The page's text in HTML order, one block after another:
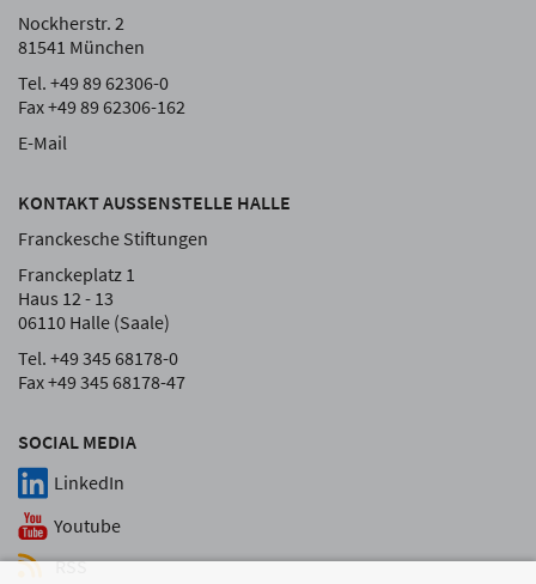
SOCIAL MEDIA
LinkedIn
Youtube
RSS
Nockherstr. 2
81541 München
Tel. +49 89 62306-0
Fax +49 89 62306-162
E-Mail
KONTAKT AUSSENSTELLE HALLE
Franckesche Stiftungen
Franckeplatz 1
Haus 12 - 13
06110 Halle (Saale)
Tel. +49 345 68178-0
Fax +49 345 68178-47